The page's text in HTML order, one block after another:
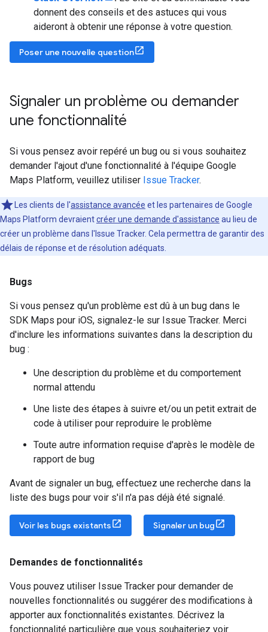
donnent des conseils et des astuces qui vous
aideront à obtenir une réponse à votre question.
Poser une nouvelle question
Signaler un problème ou demander
une fonctionnalité
Si vous pensez avoir repéré un bug ou si vous souhaitez
demander l'ajout d'une fonctionnalité à l'équipe Google
Maps Platform, veuillez utiliser Issue Tracker.
Les clients de l'assistance avancée et les partenaires de Google
Maps Platform devraientcréer une demande d'assistance au lieu de
créer un problème dans l'Issue Tracker. Cela permettra de garantir des
délais de réponse et de résolution adéquats.
Bugs
Si vous pensez qu'un problème est dû à un bug dans le
SDK Maps pour iOS, signalez-le sur Issue Tracker. Merci
d'inclure les informations suivantes dans la description du
bug :
Une description du problème et du comportement
normal attendu
Une liste des étapes à suivre et/ou un petit extrait de
code à utiliser pour reproduire le problème
Toute autre information requise d'après le modèle de
rapport de bug
Avant de signaler un bug, effectuez une recherche dans la
liste des bugs pour voir s'il n'a pas déjà été signalé.
Voir les bugs existants Signaler un bug
Demandes de fonctionnalités
Vous pouvez utiliser Issue Tracker pour demander de
nouvelles fonctionnalités ou suggérer des modifications à
apporter aux fonctionnalités existantes. Décrivez la
fonctionnalité particulière que vous souhaiteriez voir